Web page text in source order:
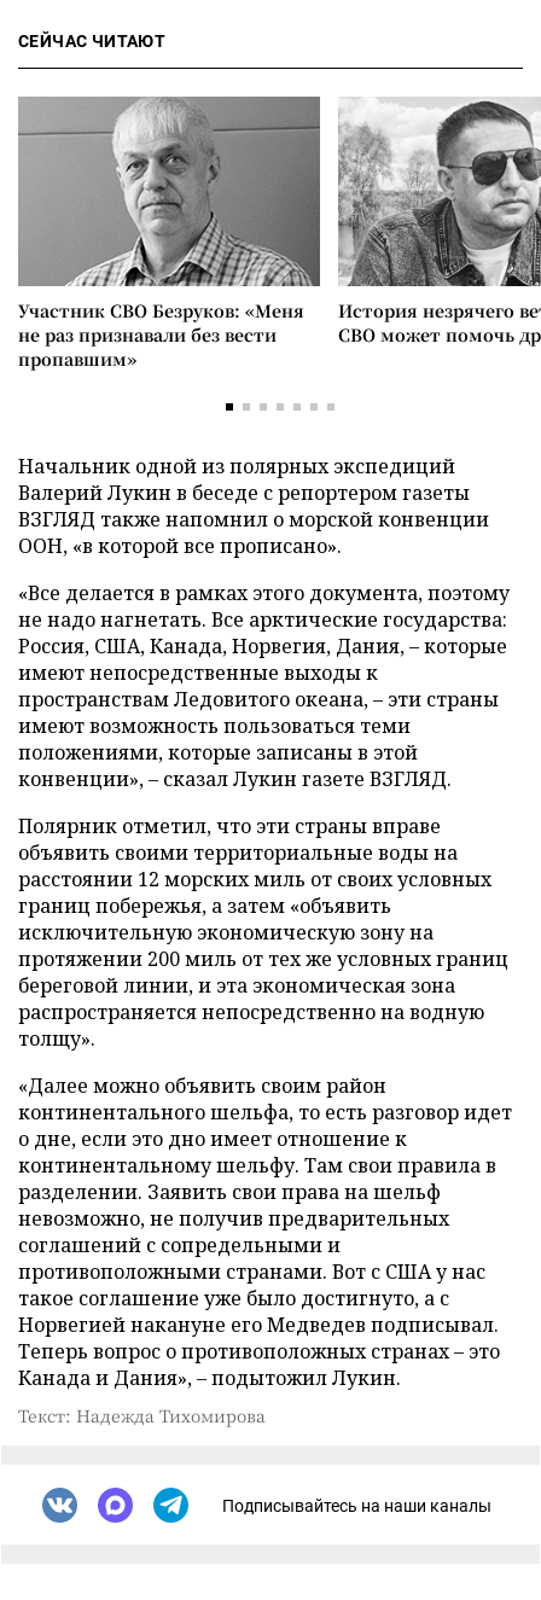
СЕЙЧАС ЧИТАЮТ
Участник СВО Безруков: «Меня
не раз признавали без вести
пропавшим»
История незрячего
СВО может помочь
Начальник одной из полярных экспедиций
Валерий Лукин в беседе с репортером газеты
ВЗГЛЯД также напомнил о морской конвенции
ООН, «в которой все прописано».
«Все делается в рамках этого документа, поэтому
не надо нагнетать. Все арктические государства:
Россия, США, Канада, Норвегия, Дания, – которые
имеют непосредственные выходы к
пространствам Ледовитого океана, – эти страны
имеют возможность пользоваться теми
положениями, которые записаны в этой
конвенции», – сказал Лукин газете ВЗГЛЯД.
Полярник отметил, что эти страны вправе
объявить своими территориальные воды на
расстоянии 12 морских миль от своих условных
границ побережья, а затем «объявить
исключительную экономическую зону на
протяжении 200 миль от тех же условных границ
береговой линии, и эта экономическая зона
распространяется непосредственно на водную
толщу».
«Далее можно объявить своим район
континентального шельфа, то есть разговор идет
о дне, если это дно имеет отношение к
континентальному шельфу. Там свои правила в
разделении. Заявить свои права на шельф
невозможно, не получив предварительных
соглашений с сопредельными и
противоположными странами. Вот с США у нас
такое соглашение уже было достигнуто, а с
Норвегией накануне его Медведев подписывал.
Теперь вопрос о противоположных странах – это
Канада и Дания», – подытожил Лукин.
Текст: Надежда Тихомирова
Подписывайтесь на наши каналы